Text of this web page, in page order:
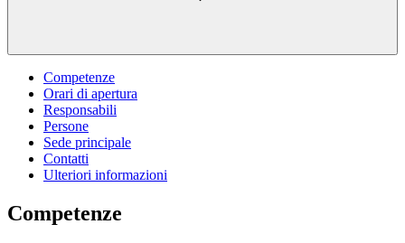
Competenze
Orari di apertura
Responsabili
Persone
Sede principale
Contatti
Ulteriori informazioni
Competenze